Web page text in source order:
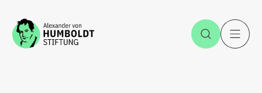
Zum Inhalt springen Suche